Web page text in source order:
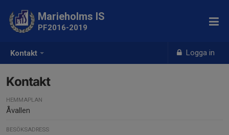
Kontakt Logga in
Marieholms IS
PF2016-2019
Kontakt
HEMMAPLAN
Åvallen
BESÖKSADRESS